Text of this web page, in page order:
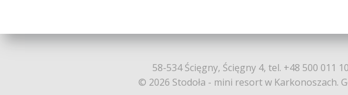
58-534 Ścięgny, Ścięgny 4, tel. +48 500 011
© 2026 Stodoła - mini resort w Karkonoszach.